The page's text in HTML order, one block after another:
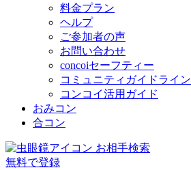
料金プラン
ヘルプ
ご参加者の声
お問い合わせ
concoiセーフティー
コミュニティガイドライン
コンコイ活用ガイド
おみコン
合コン
お相手検索
無料で登録